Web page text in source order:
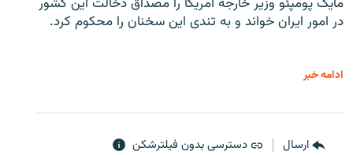
در امور ایران خواند و به تندی این سخنان را محکوم کرد.
ادامه خبر
ارسال دسترسی بدون فیلترشکن